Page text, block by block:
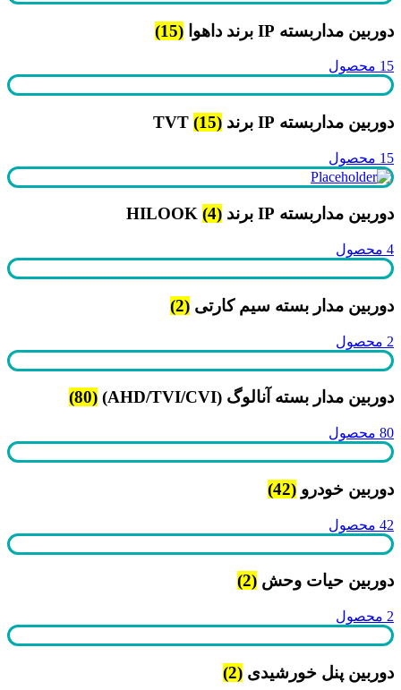
دوربین مداربسته IP برند داهوا (15)
15 محصول
دوربین مداربسته IP برند TVT (15)
15 محصول
دوربین مداربسته IP برند HILOOK (4)
4 محصول
دوربین مدار بسته سیم کارتی (2)
2 محصول
دوربین مدار بسته آنالوگ (AHD/TVI/CVI) (80)
80 محصول
دوربین خودرو (42)
42 محصول
دوربین حیات وحش (2)
2 محصول
دوربین پنل خورشیدی (2)